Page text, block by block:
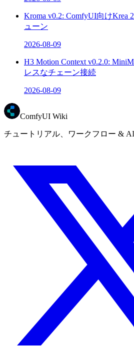
Kroma v0.2: ComfyUI向けKrea
ューン
2026-08-09
H3 Motion Context v0.2.0:
レスなチェーン接続
2026-08-09
ComfyUI Wiki
チュートリアル、ワークフロー &